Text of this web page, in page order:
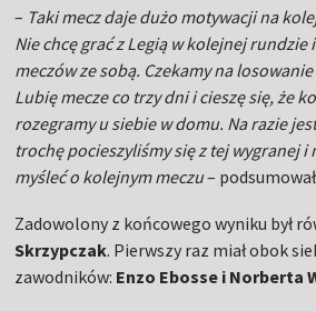
– Taki mecz daje dużo motywacji na
Nie chcę grać z Legią w kolejnej rundzie
meczów ze sobą. Czekamy na
Lubię mecze co trzy dni i cieszę się, że
rozegramy u siebie w domu. Na razie
trochę pocieszyliśmy się z tej wygranej i
myśleć o kolejnym meczu–
Zadowolony z końcowego wyniku był
Skrzypczak. Pierwszy raz miał obok
zawodników: Enzo Ebosse i Norberta